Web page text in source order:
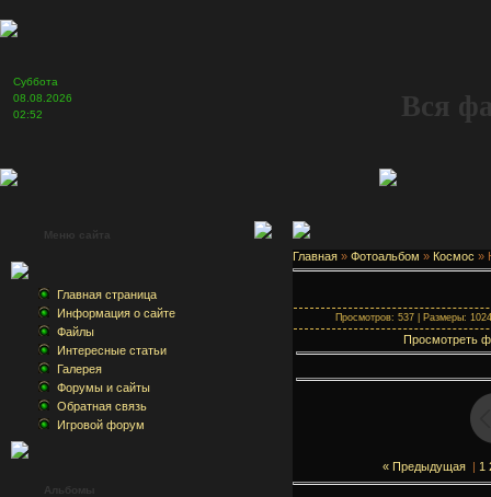
Суббота
08.08.2026
02:52
Вся
Меню сайта
Главная страница
Информация о сайте
Файлы
Интересные статьи
Галерея
Форумы и сайты
Обратная связь
Игровой форум
Альбомы
Главная » Фотоальбом » Космос »
Просмотров: 537 | Размеры:
Просмотреть
« Предыдущая| 1